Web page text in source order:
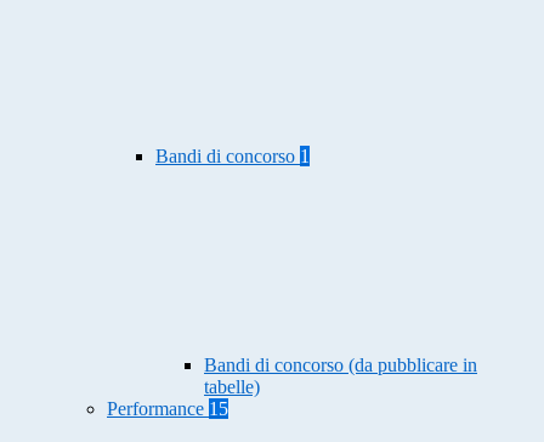
Bandi di concorso 1
Bandi di concorso (da pubblicare in
tabelle)
Performance 15